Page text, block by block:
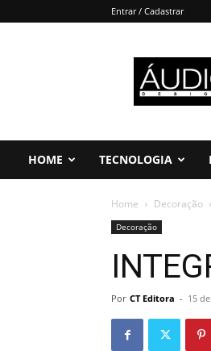
Entrar / Cadastrar
&
Vídeo
HOME TECNOLOGIA
Home Decoração
Decoração
Por CT Editora - 15